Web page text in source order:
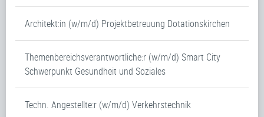
Architekt:in (w/m/d) Projektbetreuung Dotationskirchen
Themenbereichsverantwortliche:r (w/m/d) Smart City
Schwerpunkt Gesundheit und Soziales
Techn. Angestellte:r (w/m/d) Verkehrstechnik